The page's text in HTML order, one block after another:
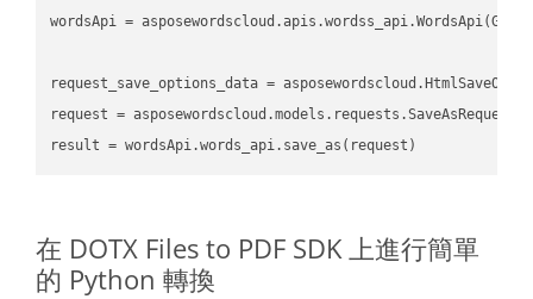
wordsApi =
request_save_options_data =
request
result
在 DOTX Files to PDF SDK 上進行簡單
的 Python 轉換